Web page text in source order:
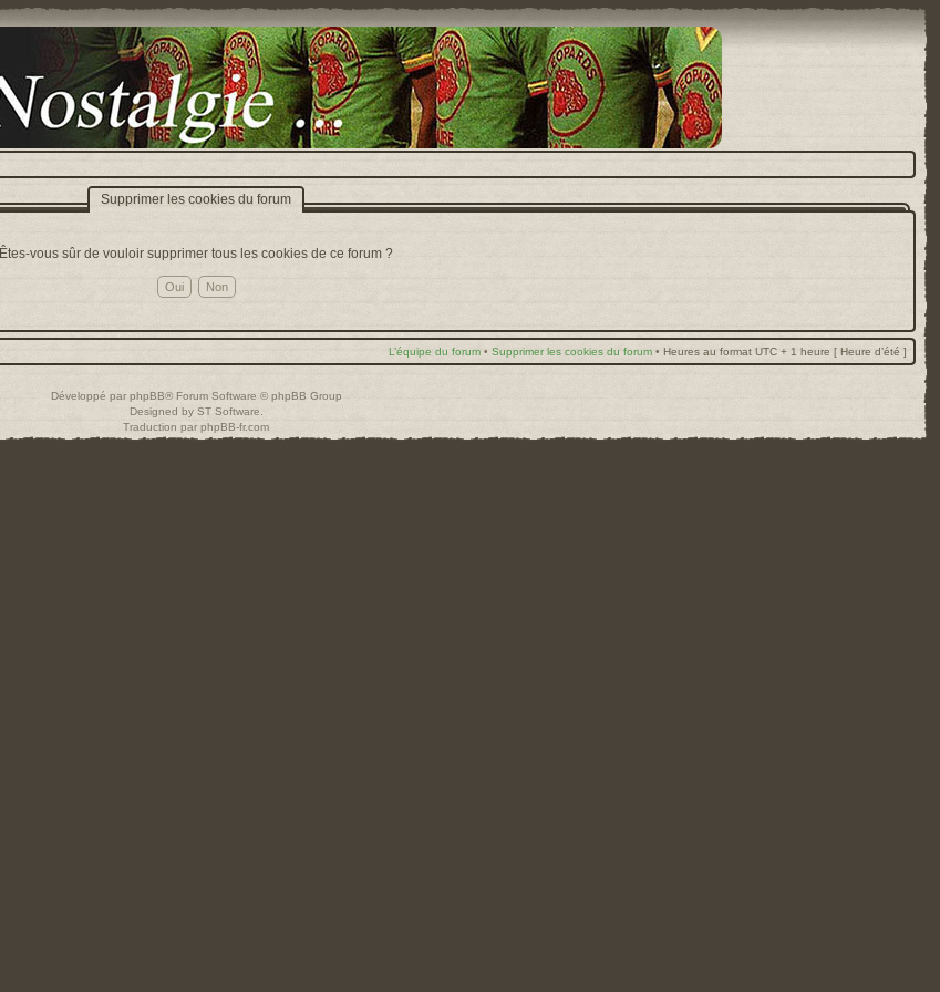
Supprimer les cookies du forum
Êtes-vous sûr de vouloir supprimer tous les cookies de ce forum ?
L’équipe du forum • Supprimer les cookies du forum • Heures au format UTC + 1 heure [ Heure d’été ]
Développé par phpBB® Forum Software © phpBB Group
Designed by ST Software
Traduction par phpBB-fr.com